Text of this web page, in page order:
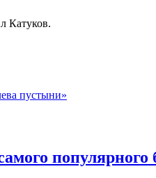
Катуков.
пустыни»
популярного